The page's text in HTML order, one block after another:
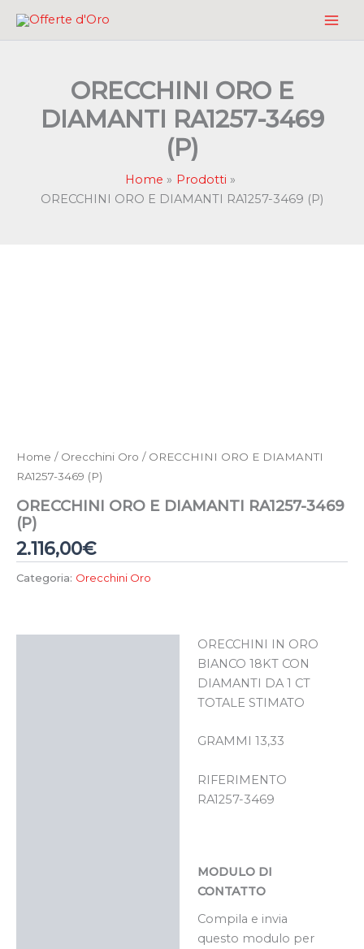
ORECCHINI ORO E
DIAMANTI RA1257-3469
(P)
Home
Prodotti
ORECCHINI ORO E DIAMANTI RA1257-3469 (P)
Home / Orecchini Oro / ORECCHINI ORO E DIAMANTI
RA1257-3469 (P)
ORECCHINI ORO E DIAMANTI RA1257-3469
(P)
2.116,00€
Categoria: Orecchini Oro
ORECCHINI IN ORO
BIANCO 18KT CON
DIAMANTI DA 1 CT
TOTALE STIMATO
GRAMMI 13,33
RIFERIMENTO
RA1257-3469
MODULO DI
CONTATTO
Compila e invia
questo modulo per